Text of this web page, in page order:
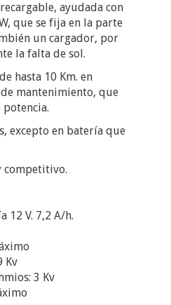
ayudada con
que se fija en la parte
un cargador, por
la falta de sol.
hasta 10 Km. en
mantenimiento, que
excepto en batería que
competitivo.
12 V. 7,2 A/h.
Kv
3 Kv